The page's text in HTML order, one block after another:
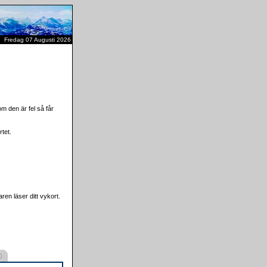
Fredag 07 Augusti 2026
den är fel så får
läser ditt vykort.